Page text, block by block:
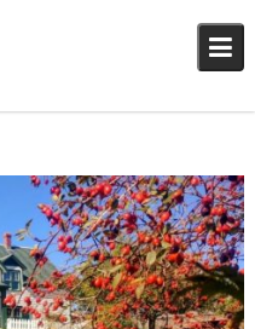
Amérique du Nord,
Amériques,Blog